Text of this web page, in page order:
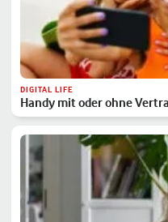
DIGITAL LIFE
Handy mit oder ohne